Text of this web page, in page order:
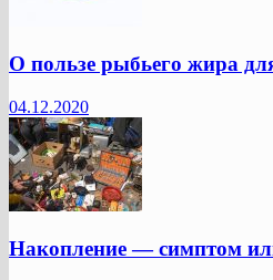
О пользе рыбьего жира
04.12.2020
Накопление — симптом